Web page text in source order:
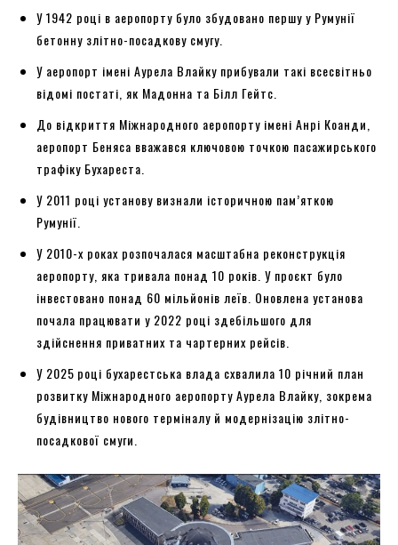
У 1942 році в аеропорту було збудовано першу у Румунії
бетонну злітно-посадкову смугу.
У аеропорт імені Аурела Влайку прибували такі всесвітньо
відомі постаті, як Мадонна та Білл Гейтс.
До відкриття Міжнародного аеропорту імені Анрі Коанди,
аеропорт Беняса вважався ключовою точкою пасажирського
трафіку Бухареста.
У 2011 році установу визнали історичною пам’яткою
Румунії.
У 2010-х роках розпочалася масштабна реконструкція
аеропорту, яка тривала понад 10 років. У проєкт було
інвестовано понад 60 мільйонів леїв. Оновлена установа
почала працювати у 2022 році здебільшого для
здійснення приватних та чартерних рейсів.
У 2025 році бухарестська влада схвалила 10 річний план
розвитку Міжнародного аеропорту Аурела Влайку, зокрема
будівництво нового терміналу й модернізацію злітно-
посадкової смуги.